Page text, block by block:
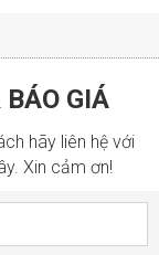
GIÁ
hãy liên hệ với
Xin cảm ơn!